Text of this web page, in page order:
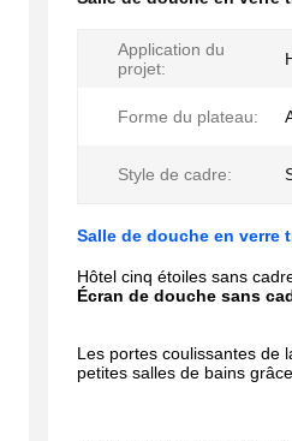
Application du
projet:
Forme du plateau:
Style de cadre:
Salle de douche en verre
Hôtel cinq étoiles sans
Écran de douche sans
Les portes coulissantes de
petites salles de bains